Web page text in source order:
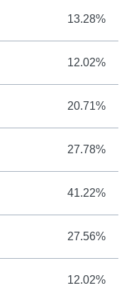
13.28%
12.02%
20.71%
27.78%
41.22%
27.56%
12.02%